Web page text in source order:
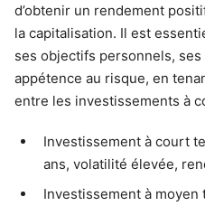
d’obtenir un rendement
la capitalisation. Il est
ses objectifs personnels,
appétence au risque, en
entre les investissements à
Investissement à court
ans, volatilité élevée,
Investissement à moyen